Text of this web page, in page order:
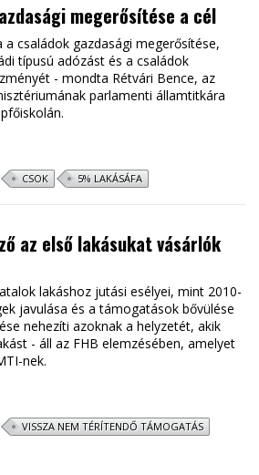
megerősítése a cél
családok gazdasági megerősítése,
típusú adózást és a családok
- mondta Rétvári Bence, az
parlamenti államtitkára
CSOK 5% LAKÁSÁFA
az első lakásukat vásárlók
lakáshoz jutási esélyei, mint 2010-
javulása és a támogatások bővülése
nehezíti azoknak a helyzetét, akik
- áll az FHB elemzésében, amelyet
nek.
VISSZA NEM TÉRÍTENDŐ TÁMOGATÁS